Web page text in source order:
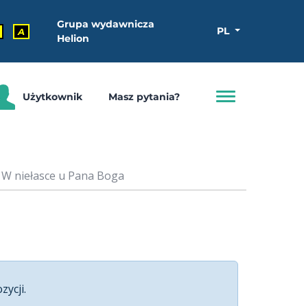
A
Grupa wydawnicza
Helion
PL
Użytkownik Masz pytania?
niełasce u Pana Boga